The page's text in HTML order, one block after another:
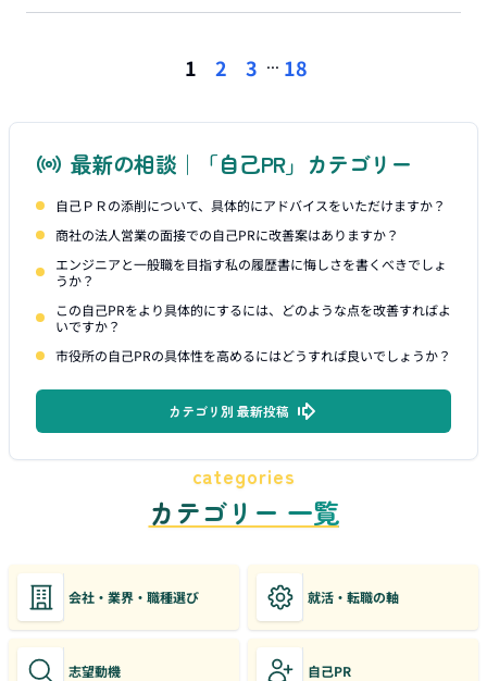
1 2 3 ... 18
最新の相談｜「自己PR」カテゴリー
自己ＰＲの添削について、具体的にアドバイスをいただけますか？
商社の法人営業の面接での自己PRに改善案はありますか？
エンジニアと一般職を目指す私の履歴書に悔しさを書くべきでしょ
うか？
この自己PRをより具体的にするには、どのような点を改善すればよ
いですか？
市役所の自己PRの具体性を高めるにはどうすれば良いでしょうか？
カテゴリ別 最新投稿
categories
カテゴリー 一覧
会社・業界・職種選び 就活・転職の軸
志望動機 自己PR